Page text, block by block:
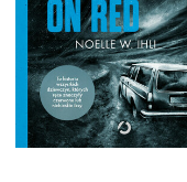
NOELLE WEST IHLI
OPRAWA MIĘKKA
49,99 ZŁ